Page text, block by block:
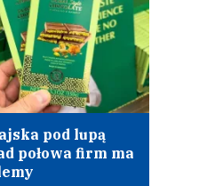
pod lupą
połowa firm ma